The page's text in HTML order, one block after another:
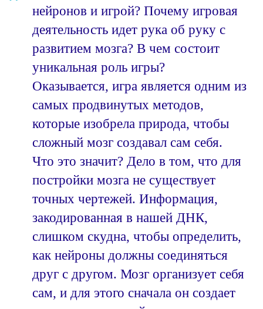
нейронов и игрой? Почему игровая
деятельность идет рука об руку с
развитием мозга? В чем состоит
уникальная роль игры?
Оказывается, игра является одним из
самых продвинутых методов,
которые изобрела природа, чтобы
сложный мозг создавал сам себя.
Что это значит? Дело в том, что для
постройки мозга не существует
точных чертежей. Информация,
закодированная в нашей ДНК,
слишком скудна, чтобы определить,
как нейроны должны соединяться
друг с другом. Мозг организует себя
сам, и для этого сначала он создает